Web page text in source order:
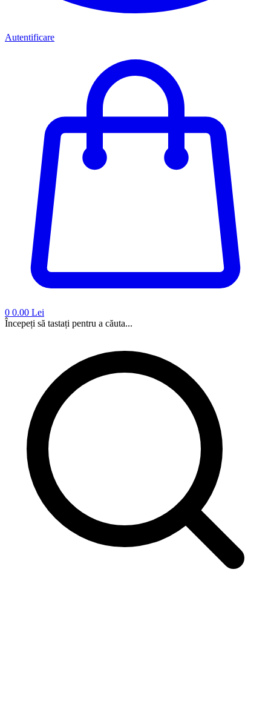
Autentificare
0 0.00 Lei
Începeți să tastați pentru a căuta...